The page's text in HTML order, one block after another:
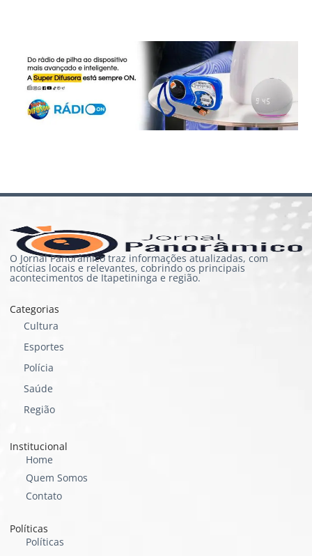
O Jornal Panorâmico traz informações atualizadas, com
notícias locais e relevantes, cobrindo os principais
acontecimentos de Itapetininga e região.
Categorias
Cultura
Esportes
Polícia
Saúde
Região
Institucional
Home
Quem Somos
Contato
Políticas
Políticas